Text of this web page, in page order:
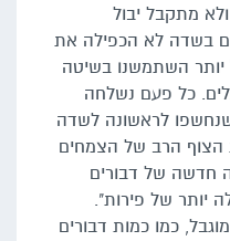
מתקבל יבול
בשדה לא הכפילה את
יותר השתמשנו בשיטה
כל פעם נשלחה
לראשונה לשדה
הצוף הרב של הצמחים
חדשה של דבורים
יותר של פירות".
כמו כמות דבורים